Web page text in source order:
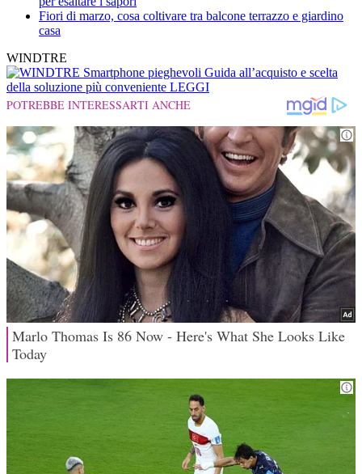
Fiori di marzo, cosa coltivare tra balcone terrazzo e giardino
casa
WINDTRE
Smartphone pieghevoli Guida all’acquisto e scelta
della soluzione più conveniente LEGGI